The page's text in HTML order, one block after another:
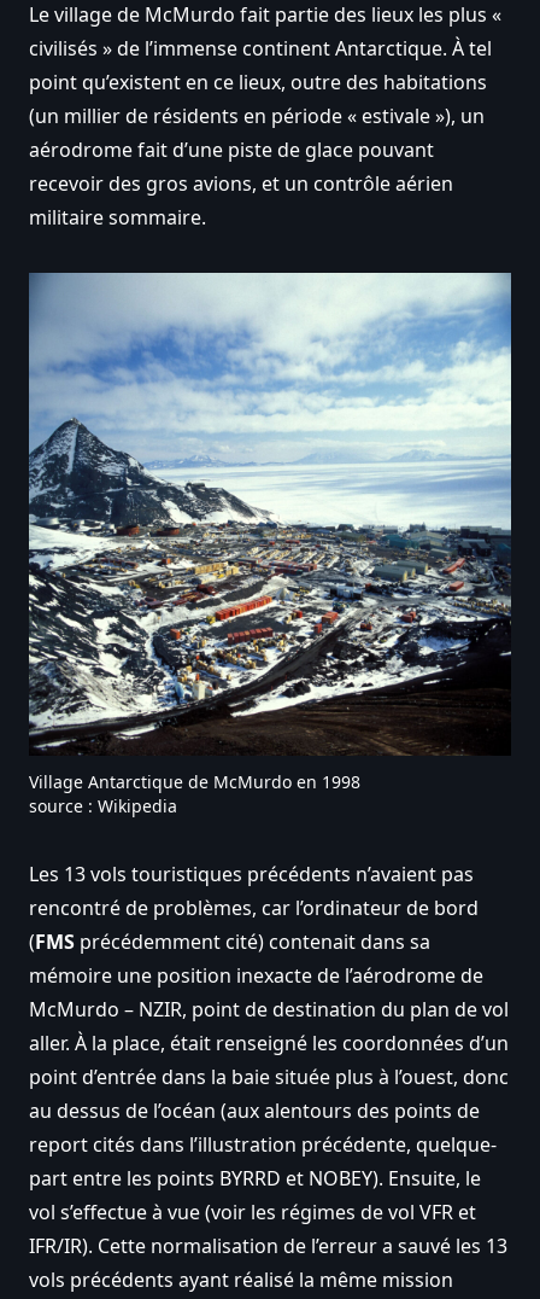
Le village de McMurdo fait partie des lieux les plus «
civilisés » de l’immense continent Antarctique. À tel
point qu’existent en ce lieux, outre des habitations
(un millier de résidents en période « estivale »), un
aérodrome fait d’une piste de glace pouvant
recevoir des gros avions, et un contrôle aérien
militaire sommaire.
Village Antarctique de McMurdo en 1998
source : Wikipedia
Les 13 vols touristiques précédents n’avaient pas
rencontré de problèmes, car l’ordinateur de bord
(FMS précédemment cité) contenait dans sa
mémoire une position inexacte de l’aérodrome de
McMurdo – NZIR, point de destination du plan de vol
aller. À la place, était renseigné les coordonnées d’un
point d’entrée dans la baie située plus à l’ouest, donc
au dessus de l’océan (aux alentours des points de
report cités dans l’illustration précédente, quelque-
part entre les points BYRRD et NOBEY). Ensuite, le
vol s’effectue à vue (voir les régimes de vol VFR et
IFR/IR). Cette normalisation de l’erreur a sauvé les 13
vols précédents ayant réalisé la même mission